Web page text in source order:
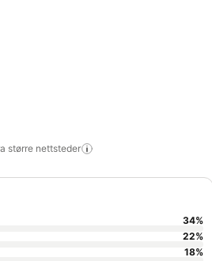
større nettsteder
34%
22%
18%